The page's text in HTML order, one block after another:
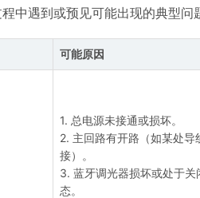
中遇到或预见可能出现的典型问
可能原因
1. 总电源未接通或损坏。
2. 主回路有开路（如某处导
接）。
3. 蓝牙调光器损坏或处于关
态。